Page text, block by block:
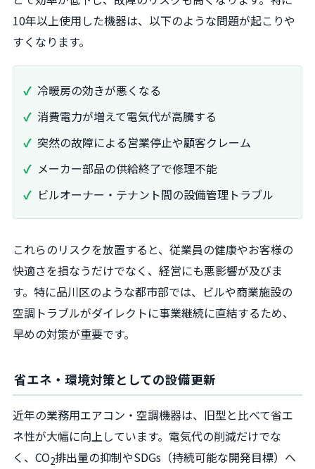
10年以上使用した機器は、以下のような問題が起こりや
すくなります。
冷暖房の効きが悪くなる
消費電力が増えて電気代が高騰する
突然の故障による営業停止や顧客クレーム
メーカー部品の供給終了で修理不能
ビルオーナー・テナント間の設備管理トラブル
これらのリスクを放置すると、従業員の健康やお客様の
快適さを損なうだけでなく、経営にも悪影響が及びま
す。特に品川区のような都市部では、ビルや商業施設の
空調トラブルがダイレクトに事業継続に直結するため、
早めの対策が重要です。
省エネ・環境対策としての設備更新
近年の業務用エアコン・空調機器は、旧型と比べて省エ
ネ性が大幅に向上しています。電気代の削減だけでな
く、CO2排出量の抑制やSDGs（持続可能な開発目標）へ